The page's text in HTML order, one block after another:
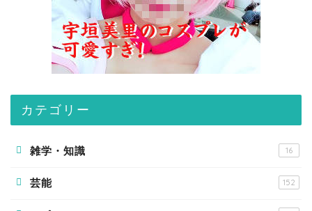
カテゴリー
雑学・知識 16
芸能 152